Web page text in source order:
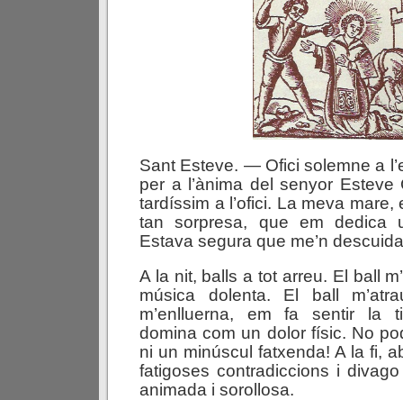
Sant Esteve. — Ofici solemne a
per a l’ànima del senyor Esteve
tardíssim a l’ofici. La meva mare,
tan sorpresa, que em dedica
Estava segura que me’n
A la nit, balls a tot arreu. El ball
música dolenta. El ball
m’enlluerna, em fa sentir la
domina com un dolor físic. No
ni un minúscul fatxenda! A la fi,
fatigoses contradiccions i
animada i sorollosa.